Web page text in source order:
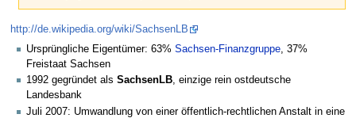
Zur
Navigation
springen
Zur
Suche
springen
http://de.wikipedia.org/wiki/SachsenLB
Ursprüngliche Eigentümer: 63% Sachsen-Finanzgruppe, 37%
Freistaat Sachsen
1992 gegründet als SachsenLB, einzige rein ostdeutsche
Landesbank
Juli 2007: Umwandlung von einer öffentlich-rechtlichen Anstalt in eine